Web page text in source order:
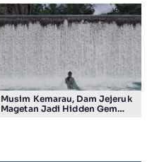
Aman Kota Surabaya
Musim Kemarau, Dam Jejeruk
Magetan Jadi Hidden Gem